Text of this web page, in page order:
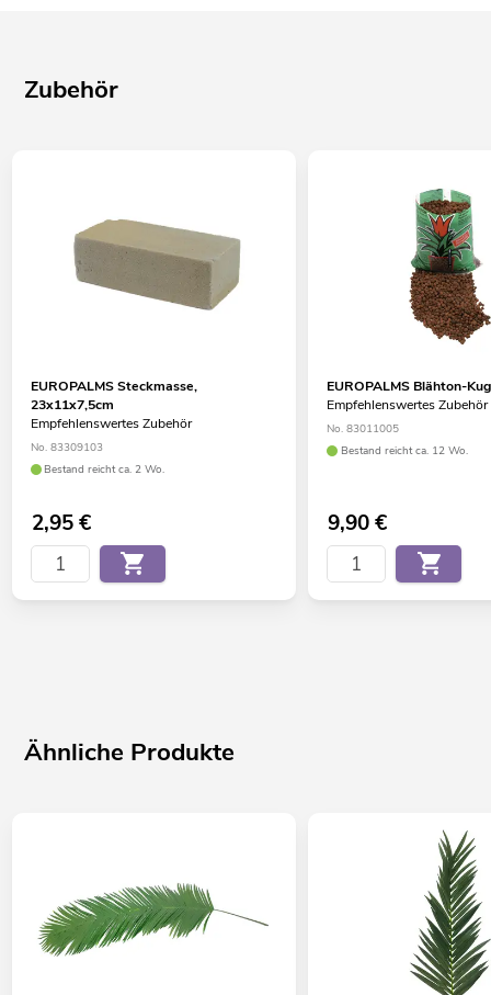
Zubehör
EUROPALMS Steckmasse,
23x11x7,5cm
Empfehlenswertes Zubehör
No. 83309103
Bestand reicht ca. 2 Wo.
2,95€
EUROPALMS Blähton-
Empfehlenswertes Zubehör
No. 83011005
Bestand reicht ca. 12 Wo.
9,90€
Ähnliche Produkte